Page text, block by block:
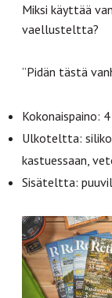
Miksi käyttää
vaellusteltta?
”Pidän tästä
Kokonaispaino:
Ulkoteltta:
kastuessaan,
Sisäteltta: